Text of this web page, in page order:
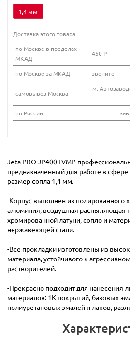
1,4 мм
Доставка этого товара
по Москве в пределах
МКАД
450 Р
по Москве за МКАД звоните
самовывоз Москва
м.
по России
Jeta PRO JP400 LVMP
предназначенный для работе в сфере
размер сопла 1,4 мм.
-Корпус выполнен из полированного
алюминия, воздушная распыляющая
хромированной латуни, сопло и
нержавеющей стали.
-Все прокладки изготовлены из
материала, устойчивого к
растворителей.
-Прекрасно подходит для нанесения
материалов: 1К покрытий, базовых
полиуретановых эмалей и лаков,